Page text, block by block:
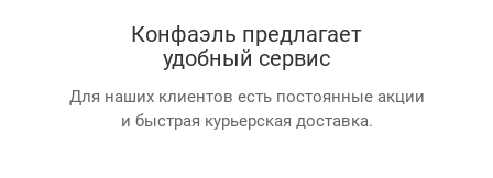
Конфаэль предлагает
удобный сервис
Для наших клиентов есть постоянные акции
и быстрая курьерская доставка.